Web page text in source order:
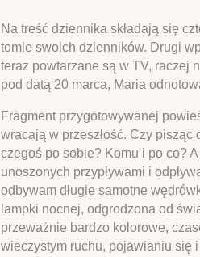
Na treść dziennika składają się
tomie swoich dzienników. Drugi
teraz powtarzane są w TV, raczej
pod datą 20 marca, Maria
Fragment przygotowywanej
wracają w przeszłość. Czy
czegoś po sobie? Komu i po co?
unoszonych przypływami i
odbywam długie samotne
lampki nocnej, odgrodzona od
przeważnie bardzo kolorowe,
wieczystym ruchu, pojawianiu się